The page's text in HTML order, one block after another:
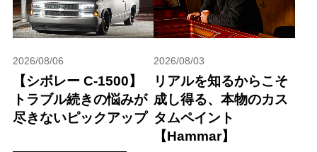
2026/08/06
【シボレー C-1500】
トラブル続きの悩みが
尽きないピックアップ
2026/08/03
リアルを知るからこそ
成し得る、本物のカス
タムペイント
【Hammar】